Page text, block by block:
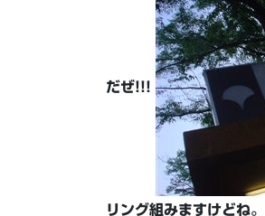
だぜ!!!
リング組みますけどね。